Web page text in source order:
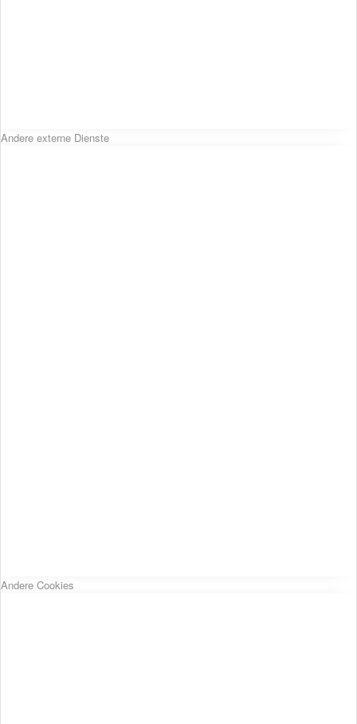
Andere externe Dienste
Andere Cookies